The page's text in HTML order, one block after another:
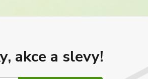
akce a slevy!